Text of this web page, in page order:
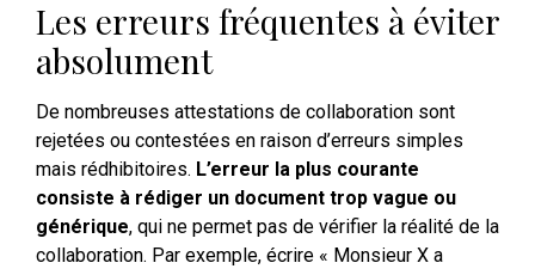
Les erreurs fréquentes à éviter
absolument
De nombreuses attestations de collaboration sont
rejetées ou contestées en raison d’erreurs simples
mais rédhibitoires. L’erreur la plus courante
consiste à rédiger un document trop vague ou
générique, qui ne permet pas de vérifier la réalité de la
collaboration. Par exemple, écrire « Monsieur X a